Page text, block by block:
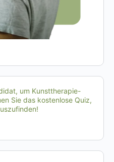
um Kunsttherapie-
Sie das kostenlose Quiz,